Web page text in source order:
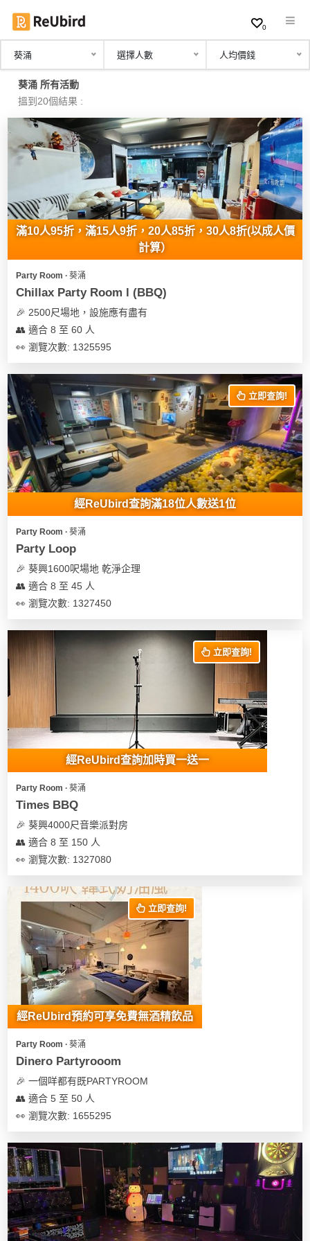
繁
中
EN
登
註
冊
服
務
及
產
品
類
Party
Room
到
會
特
色
蛋
糕
花
束
及
場
地
佈
置
品
即
食
即
煮
系
列
會
及
拍
餐
廳
BBQ
場
活
類
型
Party
朋
友
聚
會
慶
祝
拍
拖
業/
公
司
活
動
婚
親
子
活
動
動
攻
略
活
攻
略
計
劃
需
交
軟
時
間
神
侶
心
願
清
單
0
葵涌 選擇人數 人均價錢
葵涌 所有活動
搵到20個結果 :
滿10人95折，滿15人9折，20人85折，30人8折(以成人價
計算）
Party Room ∙ 葵涌
Chillax Party Room l (BBQ)
🎉 2500尺場地，設施應有盡有
👥 適合 8 至 60 人
👀 瀏覽次數: 1325595
立即查詢!
經ReUbird查詢滿18位人數送1位
Party Room ∙ 葵涌
Party Loop
🎉 葵興1600呎場地 乾淨企理
👥 適合 8 至 45 人
👀 瀏覽次數: 1327450
立即查詢!
經ReUbird查詢加時買一送一
Party Room ∙ 葵涌
Times BBQ
🎉 葵興4000尺音樂派對房
👥 適合 8 至 150 人
👀 瀏覽次數: 1327080
立即查詢!
經ReUbird預約可享免費無酒精飲品
Party Room ∙ 葵涌
Dinero Partyrooom
🎉 一個咩都有既PARTYROOM
👥 適合 5 至 50 人
👀 瀏覽次數: 1655295